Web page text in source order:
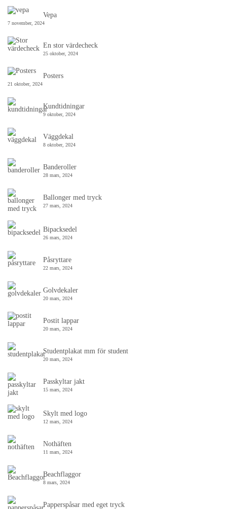
Vepa
7 november, 2024
En stor värdecheck
25 oktober, 2024
Posters
21 oktober, 2024
Kundtidningar
9 oktober, 2024
Väggdekal
8 oktober, 2024
Banderoller
28 mars, 2024
Ballonger med tryck
27 mars, 2024
Bipacksedel
26 mars, 2024
Påsryttare
22 mars, 2024
Golvdekaler
20 mars, 2024
Postit lappar
20 mars, 2024
Studentplakat mm för student
20 mars, 2024
Passkyltar jakt
15 mars, 2024
Skylt med logo
12 mars, 2024
Nothäften
11 mars, 2024
Beachflaggor
8 mars, 2024
Papperspåsar med eget tryck